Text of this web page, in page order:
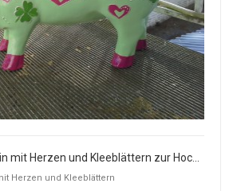
Herzen und Kleeblättern